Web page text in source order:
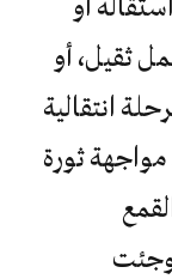
ثقيل، أو
انتقالية
ثورة